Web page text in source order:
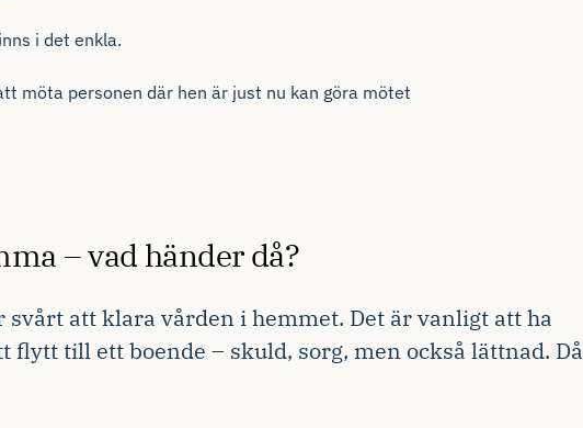
i det enkla.
möta personen där hen är just nu kan göra mötet
– vad händer då?
att klara vården i hemmet. Det är vanligt att ha
till ett boende – skuld, sorg, men också lättnad. Då